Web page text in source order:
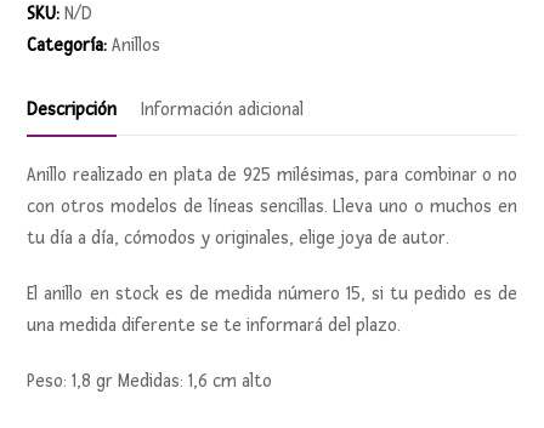
cantidad
SKU: N/D
Categoría: Anillos
Descripción Información adicional
Anillo realizado en plata de 925 milésimas, para combinar o no
con otros modelos de líneas sencillas. Lleva uno o muchos en
tu día a día, cómodos y originales, elige joya de autor.
El anillo en stock es de medida número 15, si tu pedido es de
una medida diferente se te informará del plazo.
Peso: 1,8 gr Medidas: 1,6 cm alto